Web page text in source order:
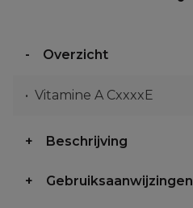
Overzicht
Vitamine A CxxxxE
Beschrijving
Gebruiksaanwijzingen